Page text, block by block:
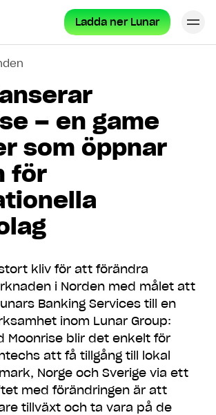
Ladda ner Lunar
– en game
som öppnar
för
kliv för att förändra
i Norden med målet att
Banking Services till en
inom Lunar Group:
Moonrise blir det enkelt för
att få tillgång till lokal
Norge och Sverige via ett
med förändringen är att
tillväxt och ta vara på de